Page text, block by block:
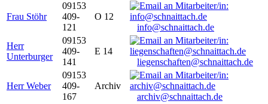
Frau Stöhr
09153
409-
121
O 12
info@schnaittach.de
Herr
Unterburger
09153
409-
141
E 14
liegenschaften@schnaittach.de
Herr Weber
09153
409-
167
Archiv
archiv@schnaittach.de